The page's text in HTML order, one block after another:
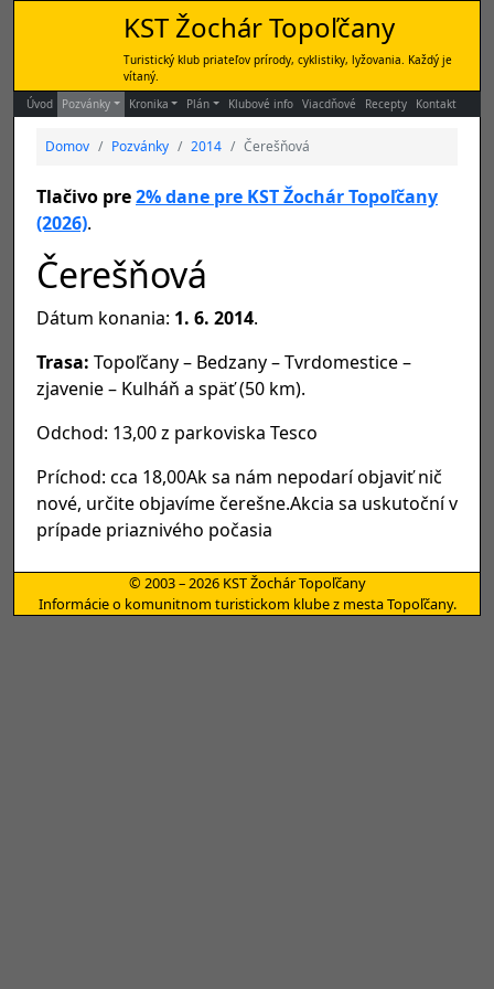
KST Žochár Topoľčany
Turistický klub priateľov prírody, cyklistiky, lyžovania. Každý je
vítaný.
Úvod
Pozvánky Kronika Plán Klubové info Viacdňové Recepty Kontakt
Domov Pozvánky 2014 Čerešňová
Tlačivo pre2% dane pre KST Žochár Topoľčany
(2026).
Čerešňová
Dátum konania: 1. 6. 2014.
Trasa: Topoľčany – Bedzany – Tvrdomestice –
zjavenie – Kulháň a späť (50 km).
Odchod: 13,00 z parkoviska Tesco
Príchod: cca 18,00Ak sa nám nepodarí objaviť nič
nové, určite objavíme čerešne.Akcia sa uskutoční v
prípade priaznivého počasia
© 2003 – 2026 KST Žochár Topoľčany
Informácie o komunitnom turistickom klube z mesta Topoľčany.